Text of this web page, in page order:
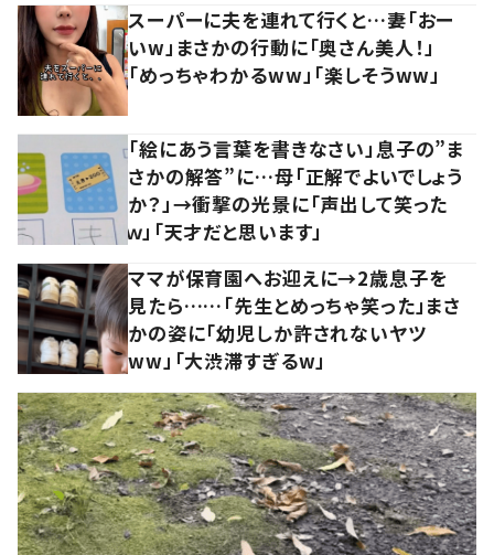
スーパーに夫を連れて行くと…妻「おー
いw」まさかの行動に「奥さん美人！」
「めっちゃわかるww」「楽しそうww」
「絵にあう言葉を書きなさい」息子の”ま
さかの解答”に…母「正解でよいでしょう
か？」→衝撃の光景に「声出して笑った
ｗ」「天才だと思います」
ママが保育園へお迎えに→2歳息子を
見たら……「先生とめっちゃ笑った」まさ
かの姿に「幼児しか許されないヤツ
ww」「大渋滞すぎるw」